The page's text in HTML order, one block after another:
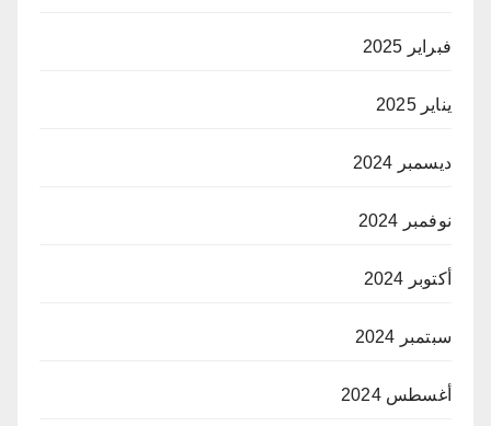
فبراير 2025
يناير 2025
ديسمبر 2024
نوفمبر 2024
أكتوبر 2024
سبتمبر 2024
أغسطس 2024